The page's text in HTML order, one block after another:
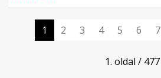
1 2 3 4 5 6 7
1. oldal / 477